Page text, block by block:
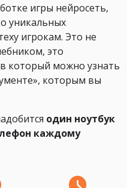
игры нейросеть,
уникальных
игрокам. Это не
это
который можно узнать
которым вы
один ноутбук
каждому